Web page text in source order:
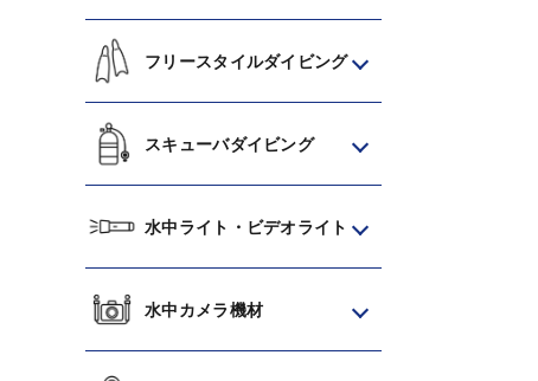
フリースタイルダイビング
スキューバダイビング
水中ライト・ビデオライト
水中カメラ機材